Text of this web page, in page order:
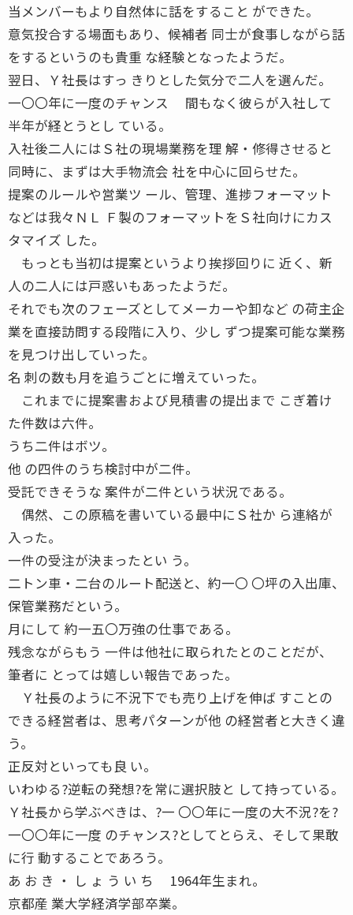
当メンバーもより自然体に話をすること ができた。
意気投合する場面もあり、候補者 同士が食事しながら話
をするというのも貴重 な経験となったようだ。
翌日、Ｙ社長はすっ きりとした気分で二人を選んだ。
一〇〇年に一度のチャンス 間もなく彼らが入社して
半年が経とうとし ている。
入社後二人にはＳ社の現場業務を理 解・修得させると
同時に、まずは大手物流会 社を中心に回らせた。
提案のルールや営業ツ ール、管理、進捗フォーマット
などは我々ＮＬ Ｆ製のフォーマットをＳ社向けにカス
タマイズ した。
もっとも当初は提案というより挨拶回りに 近く、新
人の二人には戸惑いもあったようだ。
それでも次のフェーズとしてメーカーや卸など の荷主企
業を直接訪問する段階に入り、少し ずつ提案可能な業務
を見つけ出していった。
名 刺の数も月を追うごとに増えていった。
これまでに提案書および見積書の提出まで こぎ着け
た件数は六件。
うち二件はボツ。
他 の四件のうち検討中が二件。
受託できそうな 案件が二件という状況である。
偶然、この原稿を書いている最中にＳ社か ら連絡が
入った。
一件の受注が決まったとい う。
二トン車・二台のルート配送と、約一〇 〇坪の入出庫、
保管業務だという。
月にして 約一五〇万強の仕事である。
残念ながらもう 一件は他社に取られたとのことだが、
筆者に とっては嬉しい報告であった。
Ｙ社長のように不況下でも売り上げを伸ば すことの
できる経営者は、思考パターンが他 の経営者と大きく違
う。
正反対といっても良 い。
いわゆる?逆転の発想?を常に選択肢と して持っている。
Ｙ社長から学ぶべきは、?一 〇〇年に一度の大不況?を?
一〇〇年に一度 のチャンス?としてとらえ、そして果敢
に行 動することであろう。
あ お き ・ し ょ う い ち 1964年生まれ。
京都産 業大学経済学部卒業。